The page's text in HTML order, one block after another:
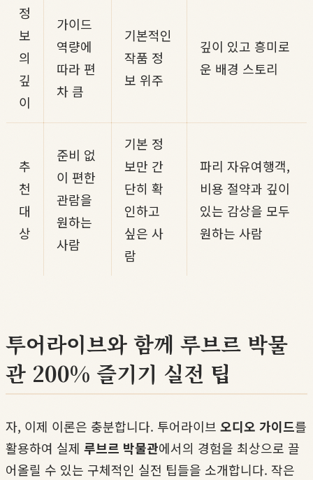
정
보
의
깊
이
가이드
역량에
따라 편
차 큼
기본적인
작품 정
보 위주
깊이 있고 흥미로
운 배경 스토리
추
천
대
상
준비 없
이 편한
관람을
원하는
사람
기본 정
보만 간
단히 확
인하고
싶은 사
람
파리 자유여행객,
비용 절약과 깊이
있는 감상을 모두
원하는 사람
투어라이브와 함께 루브르 박물
관 200% 즐기기 실전 팁
자, 이제 이론은 충분합니다. 투어라이브 오디오 가이드를
활용하여 실제 루브르 박물관에서의 경험을 최상으로 끌
어올릴 수 있는 구체적인 실전 팁들을 소개합니다. 작은